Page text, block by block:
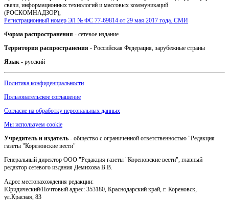
связи, информационных технологий и массовых коммуникаций
(РОСКОМНАДЗОР),
Регистрационный номер ЭЛ № ФС 77-69814 от 29 мая 2017 года. СМИ
Форма распространения - сетевое издание
Территория распространения - Российская Федерация, зарубежные страны
Язык - русский
Политика конфиденциальности
Пользовательское соглашение
Согласие на обработку персональных данных
Мы используем cookie
Учредитель и издатель - общество с ограниченной ответственностью "Редакция
газеты "Кореновские вести"
Генеральный директор ООО "Редакция газеты "Кореновские вести", главный
редактор сетевого издания Демихова В.В.
Адрес местонахождения редакции:
Юридический/Почтовый адрес: 353180, Краснодарский край, г. Кореновск,
ул.Красная, 83